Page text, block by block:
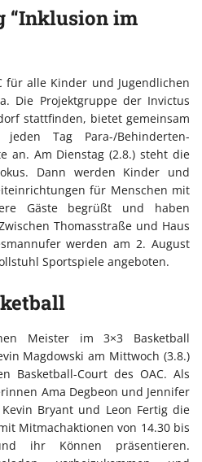
“Inklusion im
für alle Kinder und Jugendlichen
Die Projektgruppe der Invictus
stattfinden, bietet gemeinsam
Tag Para-/Behinderten-
an. Am Dienstag (2.8.) steht die
Dann werden Kinder und
für Menschen mit
Gäste begrüßt und haben
Thomasstraße und Haus
werden am 2. August
Sportspiele angeboten.
Meister im 3×3 Basketball
Magdowski am Mittwoch (3.8.)
Court des OAC. Als
Ama Degbeon und Jennifer
Bryant und Leon Fertig die
Mitmachaktionen von 14.30 bis
ihr Können präsentieren.